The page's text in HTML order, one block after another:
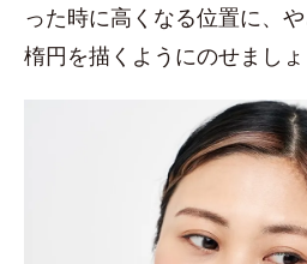
った時に高くなる位置に、
楕円を描くようにのせましょ